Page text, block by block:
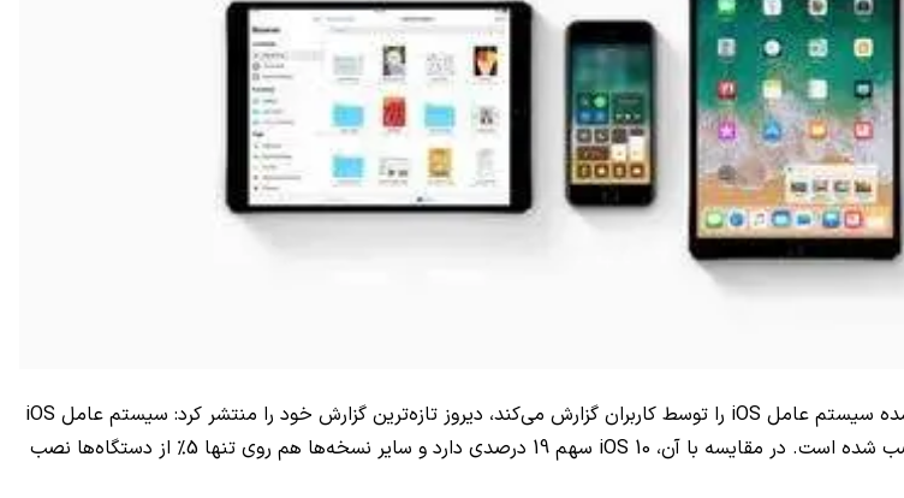
سیستم عامل iOS را توسط کاربران گزارش می‌کند، دیروز تازه‌ترین گزارش خود را منتشر کرد: سیستم عامل iOS
شده است. در مقایسه با آن، iOS 10
سهم 19 درصدی دارد و سایر نسخه‌ها هم روی تنها 5% از دستگاه‌ها نصب